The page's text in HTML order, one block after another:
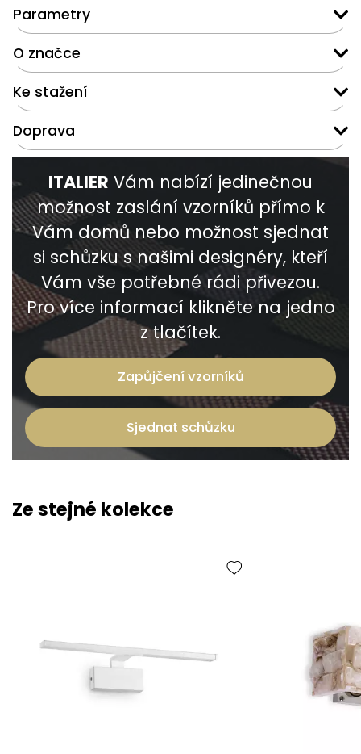
Parametry
O značce
Ke stažení
Doprava
ITALIER Vám nabízí jedinečnou
možnost zaslání vzorníků přímo k
Vám domů nebo možnost sjednat
si schůzku s našimi designéry, kteří
Vám vše potřebné rádi přivezou.
Pro více informací klikněte na jedno
z tlačítek.
Zapůjčení vzorníků
Sjednat schůzku
Ze stejné kolekce